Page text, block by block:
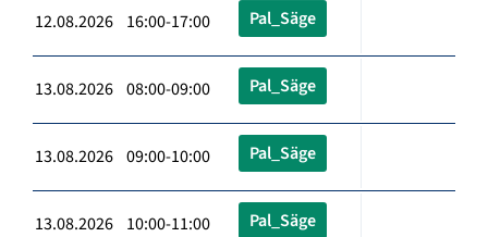
12.08.2026 16:00-17:00 Pal_Säge
13.08.2026 08:00-09:00 Pal_Säge
13.08.2026 09:00-10:00 Pal_Säge
13.08.2026 10:00-11:00 Pal_Säge